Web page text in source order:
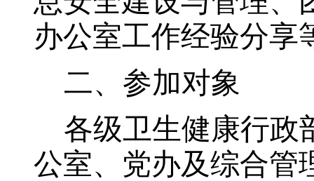
办公室工作经验分享
二、参加对象
各级卫生健康行政
公室、党办及综合管